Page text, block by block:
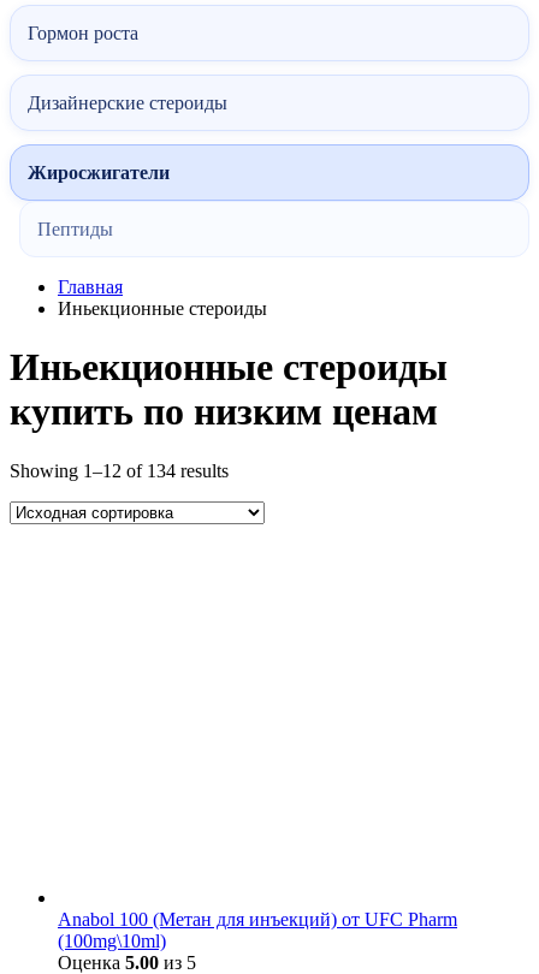
Гормон роста
Дизайнерские стероиды
Жиросжигатели
Пептиды
Главная
Иньекционные стероиды
Иньекционные стероиды
купить по низким ценам
Showing 1–12 of 134 results
Anabol 100 (Метан для инъекций) от UFC Pharm
(100mg\10ml)
Оценка 5.00 из 5